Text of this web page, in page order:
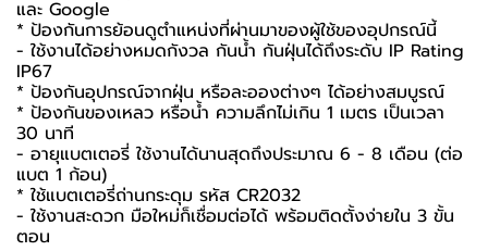
และ Google
* ป้องกันการย้อนดูตำแหน่งที่ผ่านมาของผู้ใช้ของอุปกรณ์นี้
- ใช้งานได้อย่างหมดกังวล กันน้ำ กันฝุ่นได้ถึงระดับ IP Rating
IP67
* ป้องกันอุปกรณ์จากฝุ่น หรือละอองต่างๆ ได้อย่างสมบูรณ์
* ป้องกันของเหลว หรือน้ำ ความลึกไม่เกิน 1 เมตร เป็นเวลา
30 นาที
- อายุแบตเตอรี่ ใช้งานได้นานสุดถึงประมาณ 6 - 8 เดือน (ต่อ
แบต 1 ก้อน)
* ใช้แบตเตอรี่ถ่านกระดุม รหัส CR2032
- ใช้งานสะดวก มือใหม่ก็เชื่อมต่อได้ พร้อมติดตั้งง่ายใน 3 ขั้น
ตอน